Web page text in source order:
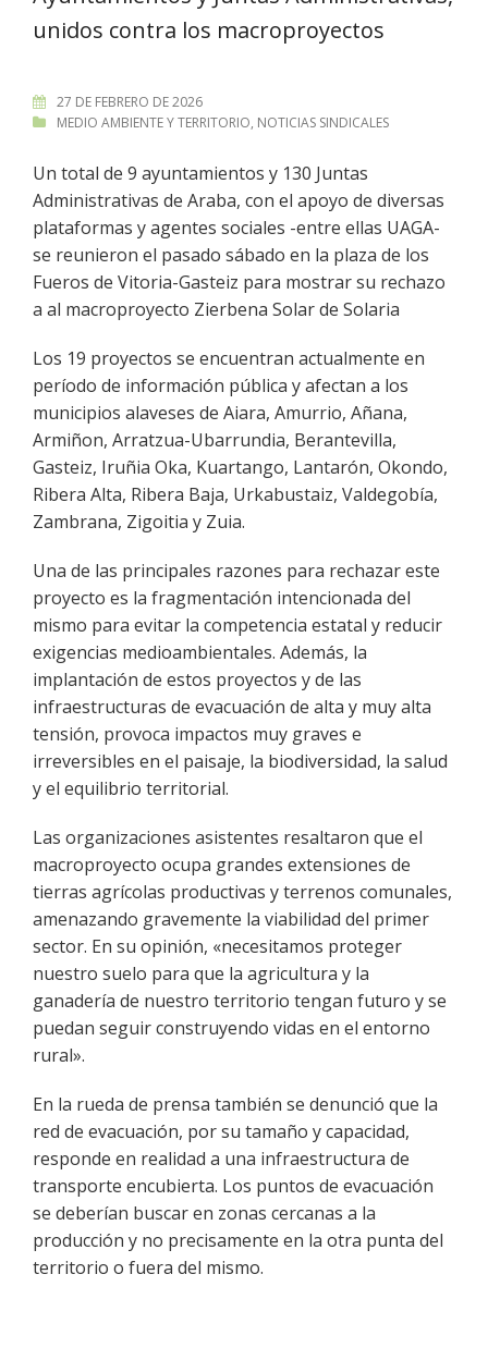
unidos contra los macroproyectos
27 DE FEBRERO DE 2026
MEDIO AMBIENTE Y TERRITORIO, NOTICIAS SINDICALES
Un total de 9 ayuntamientos y 130 Juntas
Administrativas de Araba, con el apoyo de diversas
plataformas y agentes sociales -entre ellas UAGA-
se reunieron el pasado sábado en la plaza de los
Fueros de Vitoria-Gasteiz para mostrar su rechazo
a al macroproyecto Zierbena Solar de Solaria
Los 19 proyectos se encuentran actualmente en
período de información pública y afectan a los
municipios alaveses de Aiara, Amurrio, Añana,
Armiñon, Arratzua-Ubarrundia, Berantevilla,
Gasteiz, Iruñia Oka, Kuartango, Lantarón, Okondo,
Ribera Alta, Ribera Baja, Urkabustaiz, Valdegobía,
Zambrana, Zigoitia y Zuia.
Una de las principales razones para rechazar este
proyecto es la fragmentación intencionada del
mismo para evitar la competencia estatal y reducir
exigencias medioambientales. Además, la
implantación de estos proyectos y de las
infraestructuras de evacuación de alta y muy alta
tensión, provoca impactos muy graves e
irreversibles en el paisaje, la biodiversidad, la salud
y el equilibrio territorial.
Las organizaciones asistentes resaltaron que el
macroproyecto ocupa grandes extensiones de
tierras agrícolas productivas y terrenos comunales,
amenazando gravemente la viabilidad del primer
sector. En su opinión, «necesitamos proteger
nuestro suelo para que la agricultura y la
ganadería de nuestro territorio tengan futuro y se
puedan seguir construyendo vidas en el entorno
rural».
En la rueda de prensa también se denunció que la
red de evacuación, por su tamaño y capacidad,
responde en realidad a una infraestructura de
transporte encubierta. Los puntos de evacuación
se deberían buscar en zonas cercanas a la
producción y no precisamente en la otra punta del
territorio o fuera del mismo.